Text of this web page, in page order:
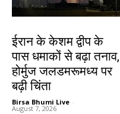
ईरान के केशम द्वीप के
पास धमाकों से बढ़ा तनाव,
होर्मुज जलडमरूमध्य पर
बढ़ी चिंता
Birsa Bhumi Live -
August 7, 2026